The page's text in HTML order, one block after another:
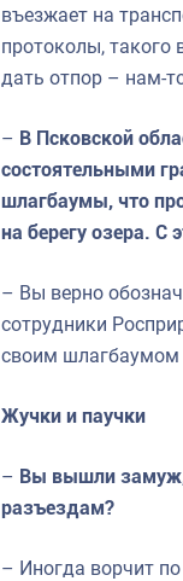
въезжает на
протоколы, такого
дать отпор – нам-
– В Псковской
состоятельными
шлагбаумы, что
на берегу озера. С
– Вы верно
сотрудники
своим шлагбаумом
Жучки и паучки
– Вы вышли замуж,
разъездам?
– Иногда ворчит